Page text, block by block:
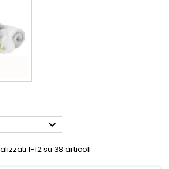

1-12 su 38 articoli